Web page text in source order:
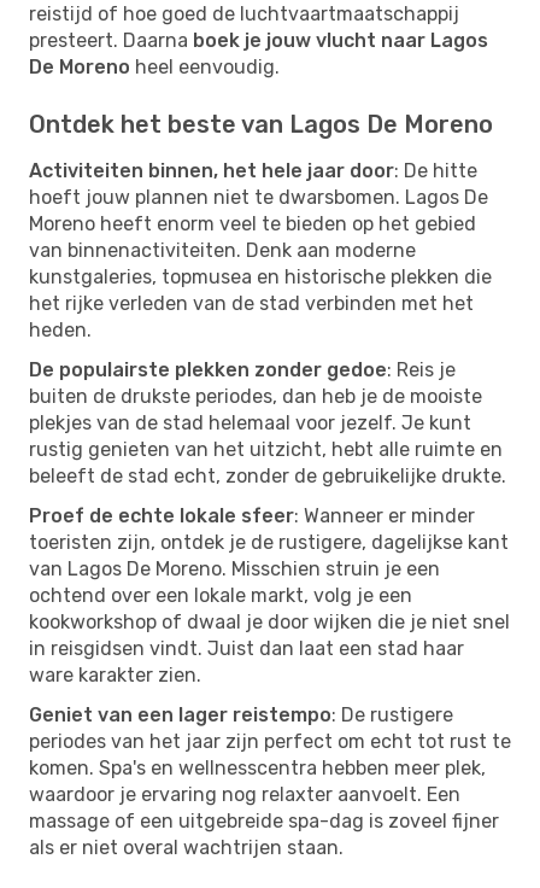
reistijd of hoe goed de luchtvaartmaatschappij
presteert. Daarna boek je jouw vlucht naar Lagos
De Moreno heel eenvoudig.
Ontdek het beste van Lagos De Moreno
Activiteiten binnen, het hele jaar door: De hitte
hoeft jouw plannen niet te dwarsbomen. Lagos De
Moreno heeft enorm veel te bieden op het gebied
van binnenactiviteiten. Denk aan moderne
kunstgaleries, topmusea en historische plekken die
het rijke verleden van de stad verbinden met het
heden.
De populairste plekken zonder gedoe: Reis je
buiten de drukste periodes, dan heb je de mooiste
plekjes van de stad helemaal voor jezelf. Je kunt
rustig genieten van het uitzicht, hebt alle ruimte en
beleeft de stad echt, zonder de gebruikelijke drukte.
Proef de echte lokale sfeer: Wanneer er minder
toeristen zijn, ontdek je de rustigere, dagelijkse kant
van Lagos De Moreno. Misschien struin je een
ochtend over een lokale markt, volg je een
kookworkshop of dwaal je door wijken die je niet snel
in reisgidsen vindt. Juist dan laat een stad haar
ware karakter zien.
Geniet van een lager reistempo: De rustigere
periodes van het jaar zijn perfect om echt tot rust te
komen. Spa's en wellnesscentra hebben meer plek,
waardoor je ervaring nog relaxter aanvoelt. Een
massage of een uitgebreide spa-dag is zoveel fijner
als er niet overal wachtrijen staan.